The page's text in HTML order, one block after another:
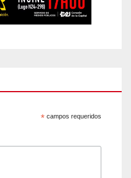
* campos requeridos